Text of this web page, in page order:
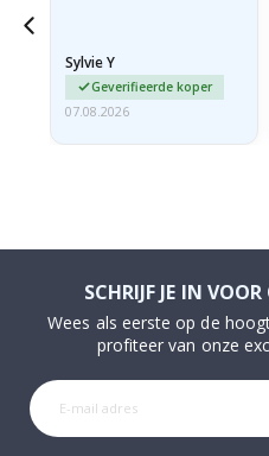
beetje…
Sylvie Y
Geverifieerde koper
07.08.2026
SCHRIJF JE IN
Wees als eerste op de
profiteer van onze